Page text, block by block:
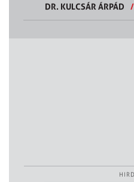
DR. KULCSÁR ÁRPÁD
/